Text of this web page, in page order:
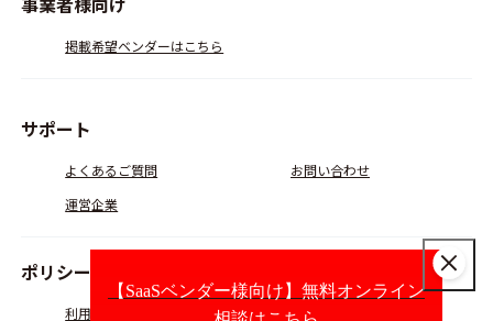
【SaaSベンダー様向け】無料オンライン
掲載希望ベンダーはこちら
サポート
よくあるご質問
お問い合わせ
運営企業
ポリシー
利用規約 会員規約